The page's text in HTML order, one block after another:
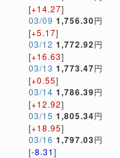
[+14.27]
03/09 1,756.30円
[+5.17]
03/12 1,772.92円
[+16.63]
03/13 1,773.47円
[+0.55]
03/14 1,786.39円
[+12.92]
03/15 1,805.34円
[+18.95]
03/16 1,797.03円
[-8.31]